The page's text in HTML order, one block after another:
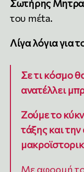
Σωτήρης
του mέta.
Λίγα λόγια για
Σε τι κόσμο
ανατέλλει
Ζούμε το
τάξης και
Με αφορμή